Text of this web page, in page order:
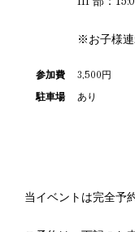
※お子様
参加費
3,500円
駐車場
あり
当イベントは完全予